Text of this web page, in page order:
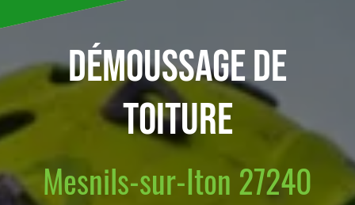
Démoussage de
toiture
Mesnils-sur-Iton 27240